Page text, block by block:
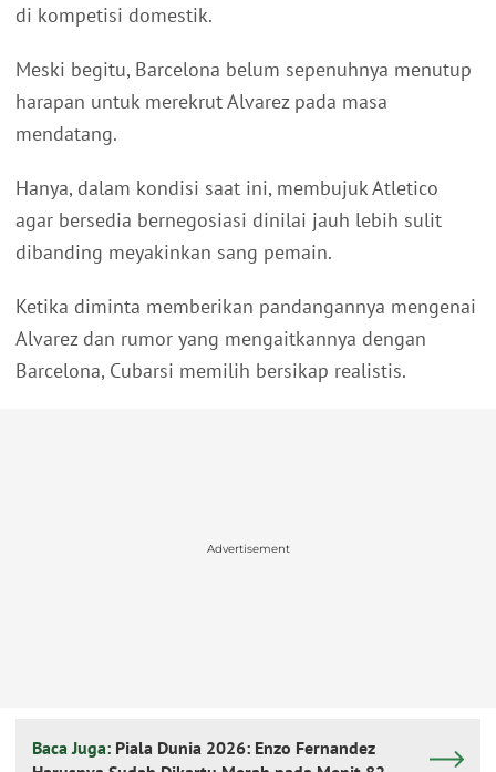
di kompetisi domestik.
Meski begitu, Barcelona belum sepenuhnya menutup
harapan untuk merekrut Alvarez pada masa
mendatang.
Hanya, dalam kondisi saat ini, membujuk Atletico
agar bersedia bernegosiasi dinilai jauh lebih sulit
dibanding meyakinkan sang pemain.
Ketika diminta memberikan pandangannya mengenai
Alvarez dan rumor yang mengaitkannya dengan
Barcelona, Cubarsi memilih bersikap realistis.
Advertisement
Baca Juga: Piala Dunia 2026: Enzo Fernandez